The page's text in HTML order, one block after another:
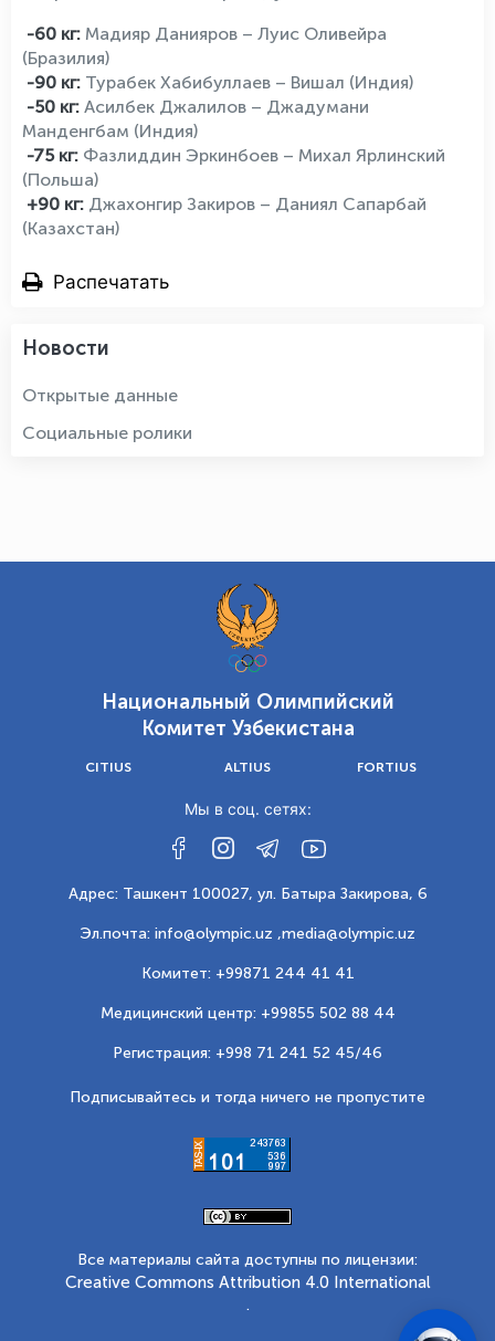
-60 кг: Мадияр Данияров – Луис Оливейра
(Бразилия)
-90 кг: Турабек Хабибуллаев – Вишал (Индия)
-50 кг: Асилбек Джалилов – Джадумани
Манденгбам (Индия)
-75 кг: Фазлиддин Эркинбоев – Михал Ярлинский
(Польша)
+90 кг: Джахонгир Закиров – Даниял Сапарбай
(Казахстан)
Распечатать
Новости
Открытые данные
Социальные ролики
Национальный Олимпийский
Комитет Узбекистана
CITIUS ALTIUS FORTIUS
Мы в соц. сетях:
Адрес: Ташкент 100027, ул. Батыра Закирова, 6
Эл.почта: info@olympic.uz ,media@olympic.uz
Комитет: +99871 244 41 41
Медицинский центр: +99855 502 88 44
Регистрация: +998 71 241 52 45/46
Подписывайтесь и тогда ничего не пропустите
Все материалы сайта доступны по лицензии:
Creative Commons Attribution 4.0 International
.